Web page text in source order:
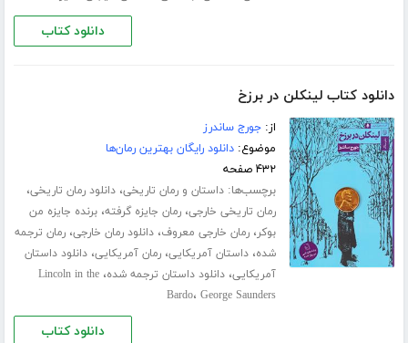
دانلود کتاب
دانلود کتاب لینکلن در برزخ
از:جورج ساندرز
موضوع:دانلود رایگان بهترین رمان‌ها
۴۳۲ صفحه
برچسب‌ها:داستان و رمان تاریخی،دانلود رمان تاریخی،
رمان تاریخی خارجی،رمان جایزه گرفته،برنده جایزه من
بوکر،رمان خارجی معروف،دانلود رمان خارجی،رمان ترجمه
شده،داستان آمریکایی،رمان آمریکایی،دانلود داستان
آمریکایی،دانلود داستان ترجمه شده،Lincoln in the
Bardo، George Saunders
دانلود کتاب